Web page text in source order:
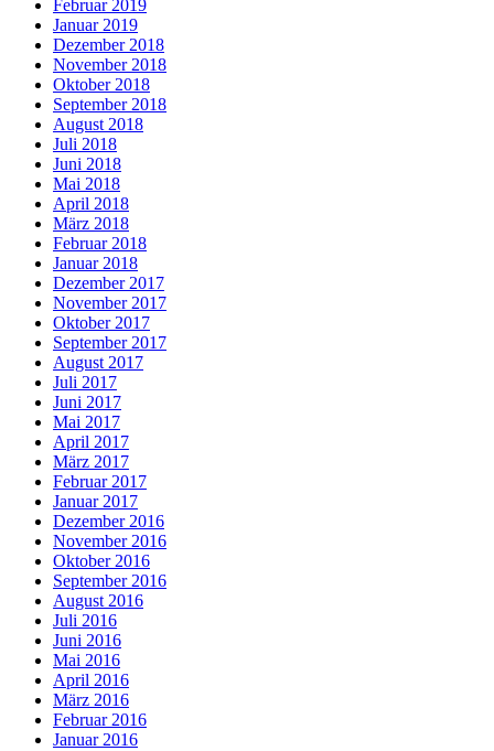
Februar 2019
Januar 2019
Dezember 2018
November 2018
Oktober 2018
September 2018
August 2018
Juli 2018
Juni 2018
Mai 2018
April 2018
März 2018
Februar 2018
Januar 2018
Dezember 2017
November 2017
Oktober 2017
September 2017
August 2017
Juli 2017
Juni 2017
Mai 2017
April 2017
März 2017
Februar 2017
Januar 2017
Dezember 2016
November 2016
Oktober 2016
September 2016
August 2016
Juli 2016
Juni 2016
Mai 2016
April 2016
März 2016
Februar 2016
Januar 2016